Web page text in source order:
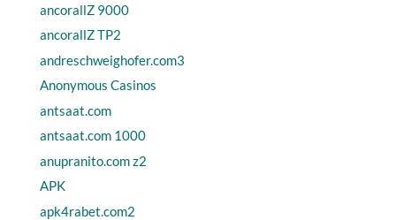
ancorallZ 9000
ancorallZ TP2
andreschweighofer.com3
Anonymous Casinos
antsaat.com
antsaat.com 1000
anupranito.com z2
APK
apk4rabet.com2